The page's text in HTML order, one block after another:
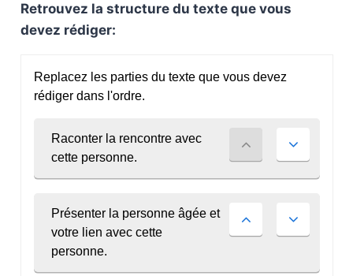
Retrouvez la structure du texte que vous
devez rédiger: